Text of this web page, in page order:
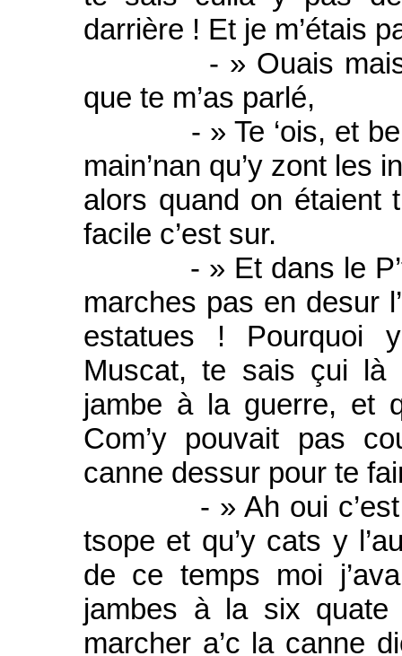
darrière ! Et je m’étais
- » Ouais mais
que te m’as parlé,
- » Te ‘ois, et ben
main’nan qu’y zont les
alors quand on étaient
facile c’est sur.
- » Et dans le P’tit
marches pas en desur
estatues ! Pourquoi
Muscat, te sais çui là
jambe à la guerre, et
Com’y pouvait pas
canne dessur pour te
- » Ah oui c’est
tsope et qu’y cats y
de ce temps moi
jambes à la six
marcher a’c la canne